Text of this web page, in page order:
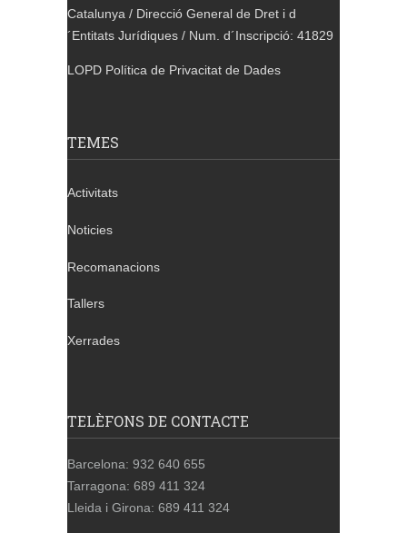
Catalunya / Direcció General de Dret i d
´Entitats Jurídiques / Num. d´Inscripció: 41829
LOPD Política de Privacitat de Dades
TEMES
Activitats
Noticies
Recomanacions
Tallers
Xerrades
TELÈFONS DE CONTACTE
Barcelona: 932 640 655
Tarragona: 689 411 324
Lleida i Girona: 689 411 324